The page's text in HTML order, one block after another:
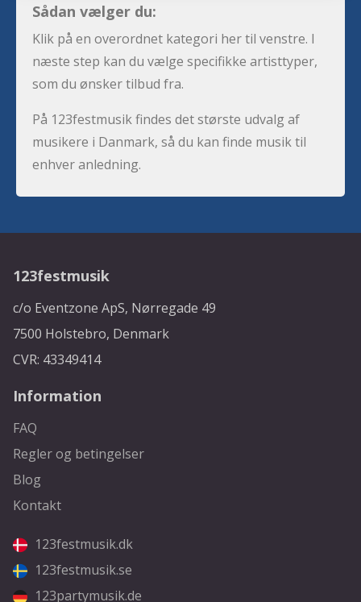
Sådan vælger du:
Klik på en overordnet kategori her til venstre. I
næste step kan du vælge specifikke artisttyper,
som du ønsker tilbud fra.
På 123festmusik findes det største udvalg af
musikere i Danmark, så du kan finde musik til
enhver anledning.
123festmusik
c/o Eventzone ApS, Nørregade 49
7500 Holstebro, Denmark
CVR: 43349414
Information
FAQ
Regler og betingelser
Blog
Kontakt
123festmusik.dk
123festmusik.se
123partymusik.de